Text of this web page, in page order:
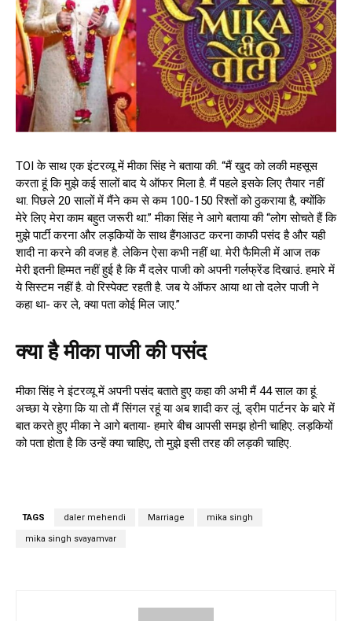
TOI के साथ एक इंटरव्यू में मीका सिंह ने बताया की. “मैं खुद को लकी महसूस
करता हूं कि मुझे कई सालों बाद ये ऑफर मिला है. मैं पहले इसके लिए तैयार नहीं
था. पिछले 20 सालों में मैंने कम से कम 100-150 रिश्तों को ठुकराया है, क्योंकि
मेरे लिए मेरा काम बहुत जरूरी था.” मीका सिंह ने आगे बताया की “लोग सोचते हैं कि
मुझे पार्टी करना और लड़कियों के साथ हैंगआउट करना काफी पसंद है और यही
शादी ना करने की वजह है. लेकिन ऐसा कभी नहीं था. मेरी फैमिली में आज तक
मेरी इतनी हिम्मत नहीं हुई है कि मैं दलेर पाजी को अपनी गर्लफ्रेंड दिखाउं. हमारे में
ये सिस्टम नहीं है. वो रिस्पेक्ट रहती है. जब ये ऑफर आया था तो दलेर पाजी ने
कहा था- कर ले, क्या पता कोई मिल जाए.”
क्या है मीका पाजी की पसंद
मीका सिंह ने इंटरव्यू में अपनी पसंद बताते हुए कहा की अभी मैं 44 साल का हूं.
अच्छा ये रहेगा कि या तो मैं सिंगल रहूं या अब शादी कर लूं. ड्रीम पार्टनर के बारे में
बात करते हुए मीका ने आगे बताया- हमारे बीच आपसी समझ होनी चाहिए. लड़कियों
को पता होता है कि उन्हें क्या चाहिए, तो मुझे इसी तरह की लड़की चाहिए.
TAGS daler mehendi Marriage mika singh
mika singh svayamvar